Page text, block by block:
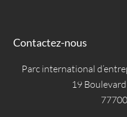
Contactez-nous
Parc international
19